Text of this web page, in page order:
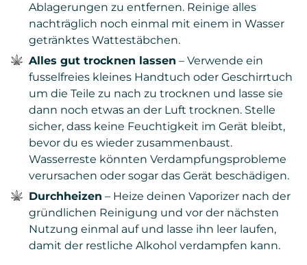
Ablagerungen zu entfernen. Reinige alles
nachträglich noch einmal mit einem in Wasser
getränktes Wattestäbchen.
Alles gut trocknen lassen – Verwende ein
fusselfreies kleines Handtuch oder Geschirrtuch
um die Teile zu nach zu trocknen und lasse sie
dann noch etwas an der Luft trocknen. Stelle
sicher, dass keine Feuchtigkeit im Gerät bleibt,
bevor du es wieder zusammenbaust.
Wasserreste könnten Verdampfungsprobleme
verursachen oder sogar das Gerät beschädigen.
Durchheizen – Heize deinen Vaporizer nach der
gründlichen Reinigung und vor der nächsten
Nutzung einmal auf und lasse ihn leer laufen,
damit der restliche Alkohol verdampfen kann.